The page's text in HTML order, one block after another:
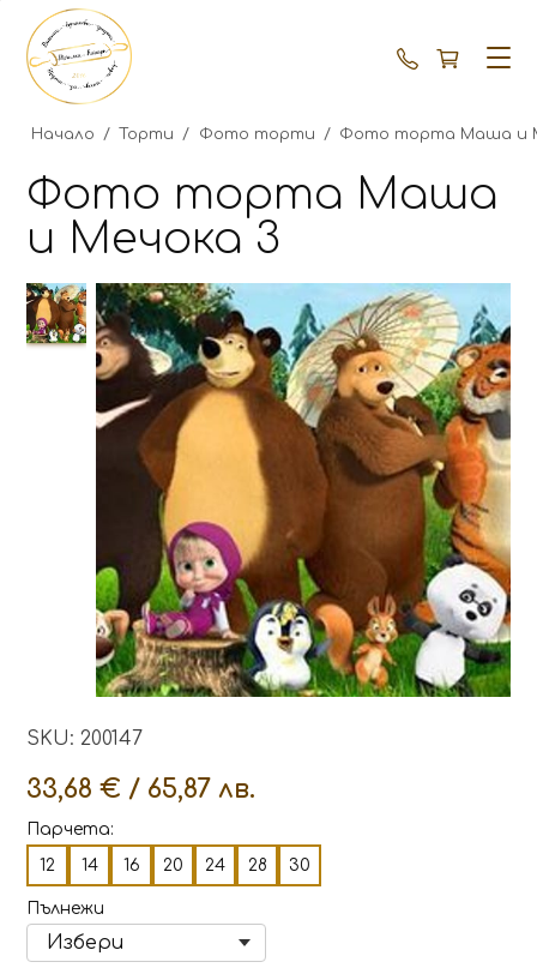
+359 87
Начало / Торти / Фото торти / Фото торта Маша и
Фото торта Маша
и Мечока 3
SKU: 200147
33,68 € / 65,87 лв.
Парчета:
12
14 16 20 24 28 30
Пълнежи